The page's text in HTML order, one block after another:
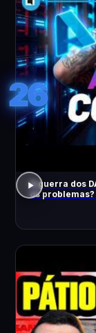
26
A guerra dos
os problemas?